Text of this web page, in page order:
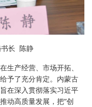
书长 陈静
生产经营、市场开拓、
予了充分肯定。内蒙古
在深入贯彻落实习近平
动高质量发展，把“创